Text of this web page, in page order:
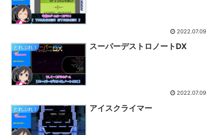
2022.07.09
とれぷれ！ スーパーデストロノートDX
2022.07.09
とれぷれ！ アイスクライマー